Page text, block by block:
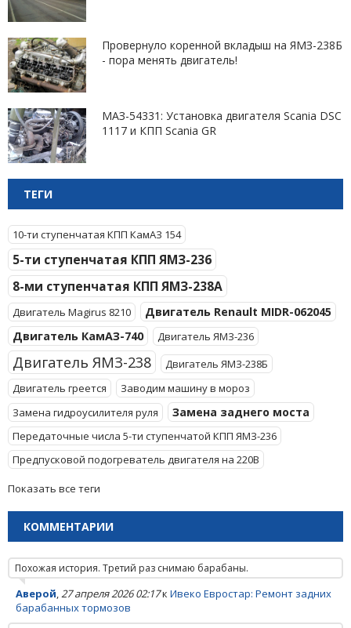
Провернуло коренной вкладыш на ЯМЗ-238Б
- пора менять двигатель!
МАЗ-54331: Установка двигателя Scania DSC
1117 и КПП Scania GR
ТЕГИ
10-ти ступенчатая КПП КамАЗ 154
5-ти ступенчатая КПП ЯМЗ-236
8-ми ступенчатая КПП ЯМЗ-238А
Двигатель Magirus 8210
Двигатель Renault MIDR-062045
Двигатель КамАЗ-740
Двигатель ЯМЗ-236
Двигатель ЯМЗ-238
Двигатель ЯМЗ-238Б
Двигатель греется
Заводим машину в мороз
Замена гидроусилителя руля
Замена заднего моста
Передаточные числа 5-ти ступенчатой КПП ЯМЗ-236
Предпусковой подогреватель двигателя на 220В
Показать все теги
КОММЕНТАРИИ
Похожая история. Третий раз снимаю барабаны.
Аверой,27 апреля 2026 02:17к Ивеко Евростар: Ремонт задних
барабанных тормозов